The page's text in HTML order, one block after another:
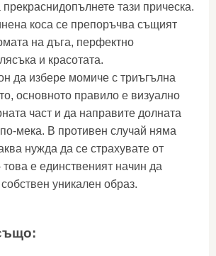
тази прическа.
коса се препоръчва същият
на дъга, перфектно
и красотата.
да избере момиче с триъгълна
основното правило е визуално
част и да направите долната
мека. В противен случай няма
нужда да се страхувате от
е единственият начин да
уникален образ.